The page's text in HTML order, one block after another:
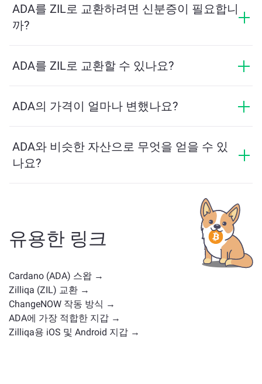
다. 플랫폼은 원활한 거래를 보장하기 위해 필요한 최소
금액을 자동으로 계산합니다. 그러나 대부분의 경우, 최
소 금액은 2달러 상당입니다.
ADA를 ZIL로 교환하려면 신분증이 필요합니
까?
프로세스가 빠르고 익명입니다. 그러나 ChangeNOW Pro
세요!
ADA를 ZIL로 교환할 수 있나요?
교환할 수 있습니다. 또한 ChangeNOW는 멀티체인 브리
ADA의 가격이 얼마나 변했나요?
니다.
ADA와 비슷한 자산으로 무엇을 얻을 수 있
나요?
테이블코인, 유틸리티 토큰, 거버넌스 코인 또는 다른 유
형일 수 있습니다. 일반적인 대안으로는 유사한 사용 사
례나 시장 위치를 가진 다른 암호화폐가 포함됩니다.주
요 거래 페이지에서 교환 가능한 모든 자산을 확인하세
유용한 링크
Cardano (ADA) 스왑 →
Zilliqa (ZIL) 교환 →
ChangeNOW 작동 방식 →
ADA에 가장 적합한 지갑 →
Zilliqa용 iOS 및 Android 지갑 →